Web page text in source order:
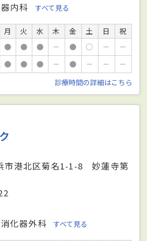
内科 すべて見る
月 火 水 木 金 土 日
祝
● ● ● － ● ○ －
－
● ● ● － ● － －
－
診療時間の詳細はこちら
市港北区菊名1-1-8 妙蓮寺第
消化器外科 すべて見る